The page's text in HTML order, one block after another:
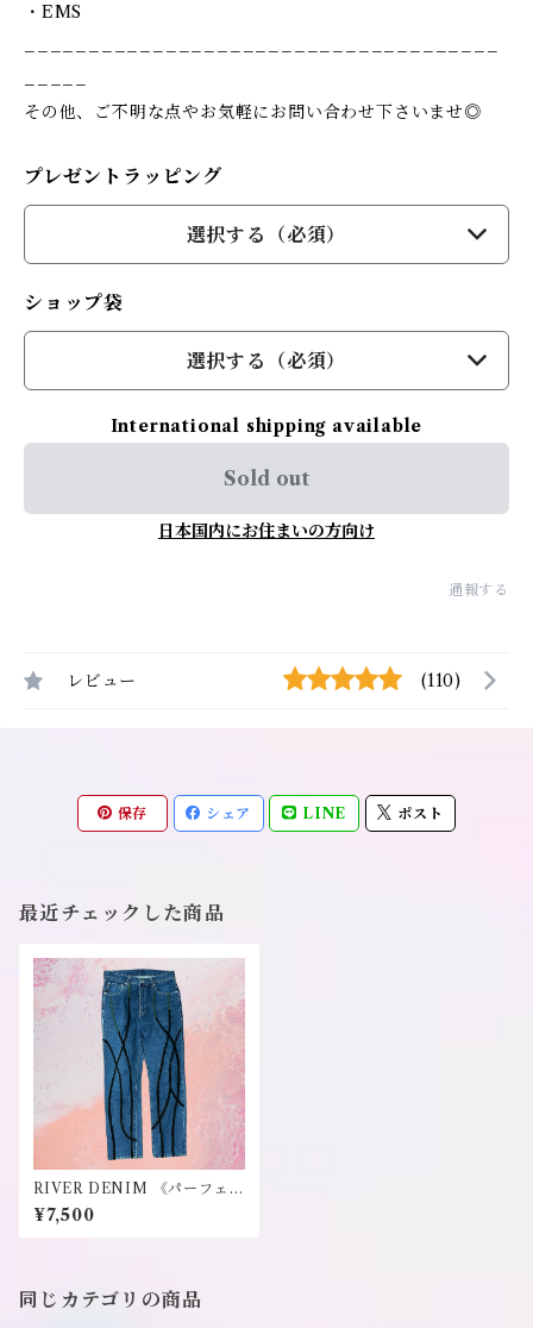
・EMS
その他、ご不明な点やお気軽にお問い合わせ下さいませ◎
プレゼントラッピング
選択する（必須）
ショップ袋
選択する（必須）
International shipping available
Sold out
日本国内にお住まいの方向け
通報する
レビュー (110)
保存 シェア LINE ポスト
最近チェックした商品
RIVER DENIM 《パーフェク
トプラン》
¥7,500
同じカテゴリの商品